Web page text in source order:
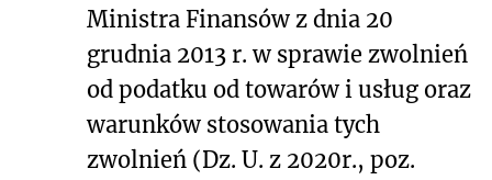
Ministra Finansów z dnia 20
grudnia 2013 r. w sprawie zwolnień
od podatku od towarów i usług oraz
warunków stosowania tych
zwolnień (Dz. U. z 2020r., poz.